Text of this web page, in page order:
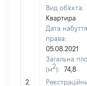
2
Вид об'єкта:
Квартира
Дата набуття
права:
05.08.2021
Загальна
(м2):
74,8